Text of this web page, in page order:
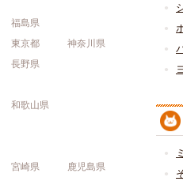
福島県
東京都
神奈川県
長野県
和歌山県
宮崎県
鹿児島県